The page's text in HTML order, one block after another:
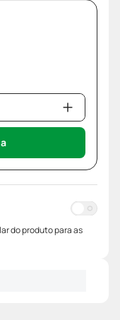
do produto para as